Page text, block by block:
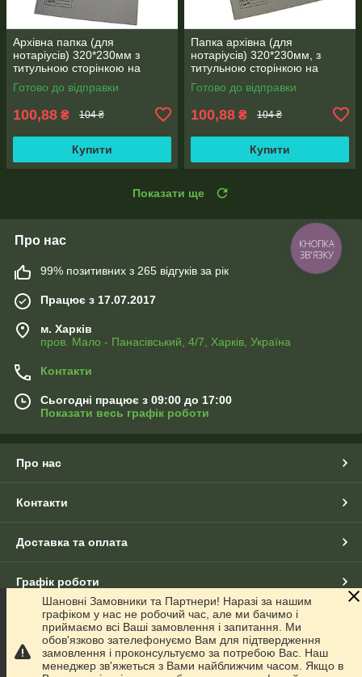
Архівна папка (для
нотаріусів) 320*230мм з
титульною сторінкою на
зав'язках, корінець 30 мм
Готово до відправки
100,88 ₴ 104 ₴
Купити
Папка архівна (для
нотаріусів) 320*230мм, з
титульною сторінкою на
зав'язках висота корінця 30
мм, місткість 150 аркушів
Готово до відправки
100,88 ₴ 104 ₴
Купити
Показати ще
Про нас
99% позитивних з 265 відгуків за рік
Працює з 17.07.2017
м. Харків
пров. Мало - Панасівський, 4/7, Харків, Україна
Контакти
Сьогодні працює з 09:00 до 17:00
Показати весь графік роботи
Про нас
Контакти
Доставка та оплата
Графік роботи
Повна версія сайту
Сайт створено на маркетплейсіProm.ua
Шановні Замовники та Партнери! Наразі за нашим
графіком у нас не робочий час, але ми бачимо і
приймаємо всі Ваші замовлення і запитання. Ми
обов'язково зателефонуємо Вам для підтвердження
замовлення і проконсультуємо за потребою Вас. Наш
менеджер зв'яжеться з Вами найближчим часом. Якщо в
КНОПКА
ЗВ'ЯЗКУ